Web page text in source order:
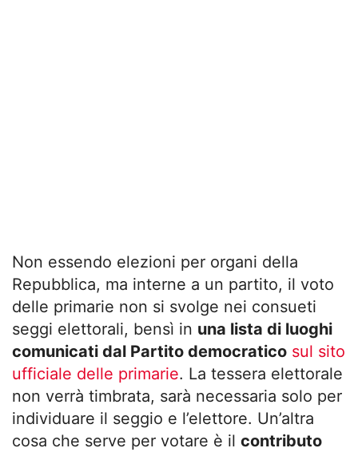
Non essendo elezioni per organi della
Repubblica, ma interne a un partito, il voto
delle primarie non si svolge nei consueti
seggi elettorali, bensì in una lista di luoghi
comunicati dal Partito democratico sul sito
ufficiale delle primarie. La tessera elettorale
non verrà timbrata, sarà necessaria solo per
individuare il seggio e l’elettore. Un’altra
cosa che serve per votare è il contributo